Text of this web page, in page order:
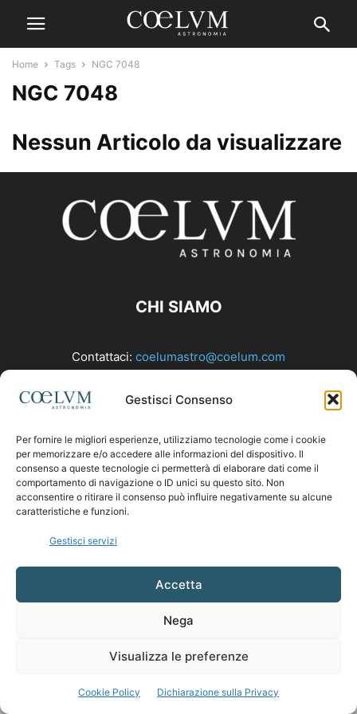
Gestisci Consenso
Per fornire le migliori esperienze, utilizziamo tecnologie come i cookie
per memorizzare e/o accedere alle informazioni del dispositivo. Il
consenso a queste tecnologie ci permetterà di elaborare dati come il
comportamento di navigazione o ID unici su questo sito. Non
acconsentire o ritirare il consenso può influire negativamente su alcune
caratteristiche e funzioni.
Gestisci servizi
Accetta
Nega
Visualizza le preferenze
Cookie Policy Dichiarazione sulla Privacy
Home Tags NGC 7048
NGC 7048
Nessun Articolo da visualizzare
CHI SIAMO
Contattaci: coelumastro@coelum.com
SEGUICI